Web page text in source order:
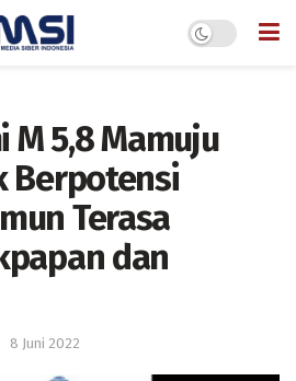
M 5,8 Mamuju
Berpotensi
Terasa
dan
8 Juni 2022